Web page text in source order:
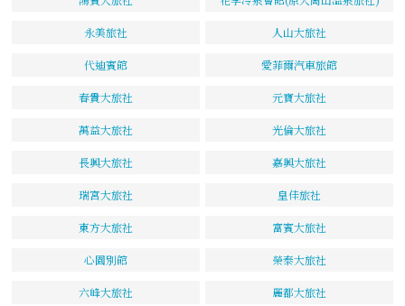
永美旅社 人山大旅社
代迪賓館 愛菲爾汽車旅館
春貴大旅社 元寶大旅社
萬益大旅社 光倫大旅社
長興大旅社 嘉興大旅社
瑞宮大旅社 皇佳旅社
東方大旅社 富賓大旅社
心園別館 榮泰大旅社
六峰大旅社 麗都大旅社